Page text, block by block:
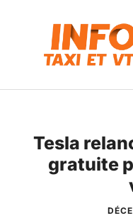
contenu
Tesla
gratuite